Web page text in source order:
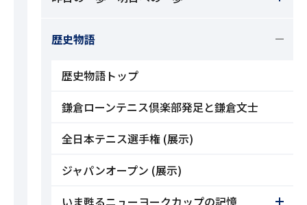
歴史物語
歴史物語トップ
鎌倉ローンテニス倶楽部発足と鎌倉文士
全日本テニス選手権 (展示)
ジャパンオープン (展示)
いま甦るニューヨークカップの記憶